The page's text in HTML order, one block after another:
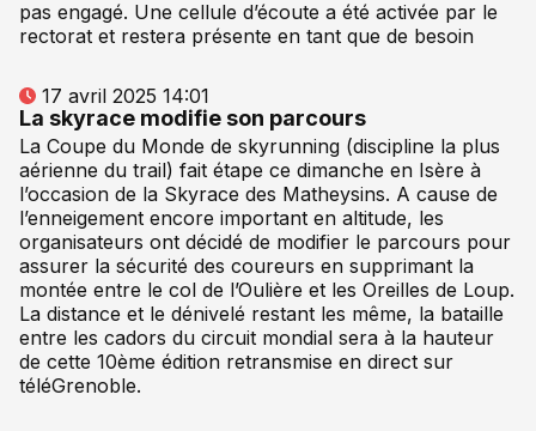
pas engagé. Une cellule d’écoute a été activée par le
rectorat et restera présente en tant que de besoin
17 avril 2025 14:01
La skyrace modifie son parcours
La Coupe du Monde de skyrunning (discipline la plus
aérienne du trail) fait étape ce dimanche en Isère à
l’occasion de la Skyrace des Matheysins. A cause de
l’enneigement encore important en altitude, les
organisateurs ont décidé de modifier le parcours pour
assurer la sécurité des coureurs en supprimant la
montée entre le col de l’Oulière et les Oreilles de Loup.
La distance et le dénivelé restant les même, la bataille
entre les cadors du circuit mondial sera à la hauteur
de cette 10ème édition retransmise en direct sur
téléGrenoble.